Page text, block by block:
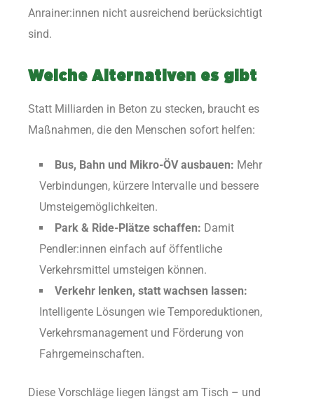
Anrainer:innen nicht ausreichend berücksichtigt
sind.
Welche Alternativen es gibt
Statt Milliarden in Beton zu stecken, braucht es
Maßnahmen, die den Menschen sofort helfen:
Bus, Bahn und Mikro-ÖV ausbauen: Mehr
Verbindungen, kürzere Intervalle und bessere
Umsteigemöglichkeiten.
Park & Ride-Plätze schaffen: Damit
Pendler:innen einfach auf öffentliche
Verkehrsmittel umsteigen können.
Verkehr lenken, statt wachsen lassen:
Intelligente Lösungen wie Temporeduktionen,
Verkehrsmanagement und Förderung von
Fahrgemeinschaften.
Diese Vorschläge liegen längst am Tisch – und